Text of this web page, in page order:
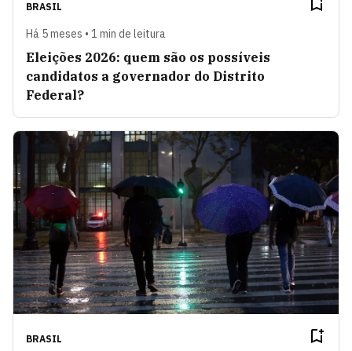
BRASIL
Há 5 meses • 1 min de leitura
Eleições 2026: quem são os possíveis
candidatos a governador do Distrito
Federal?
BRASIL